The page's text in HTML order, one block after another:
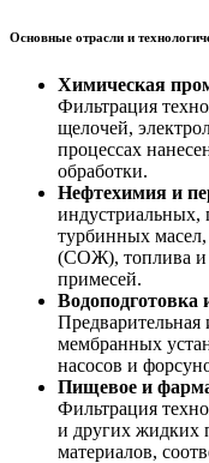
Основные отрасли и
Химическая
Фильтрация
щелочей,
процессах
обработки.
Нефтехимия и
индустриальных,
турбинных
(СОЖ), топлива и
примесей.
мембранных
насосов и
Пищевое и
Фильтрация
и других жидких
материалов,